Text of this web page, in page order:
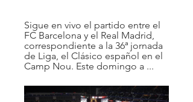
Sigue en vivo el partido entre el
FC Barcelona y el Real Madrid,
correspondiente a la 36ª jornada
de Liga, el Clásico español en el
Camp Nou. Este domingo a ...